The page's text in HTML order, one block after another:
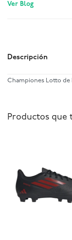
Ver Blog
Descripción
Championes Lotto de
Productos que